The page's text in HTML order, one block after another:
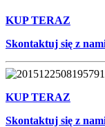
KUP TERAZ
Skontaktuj się z
KUP TERAZ
Skontaktuj się z